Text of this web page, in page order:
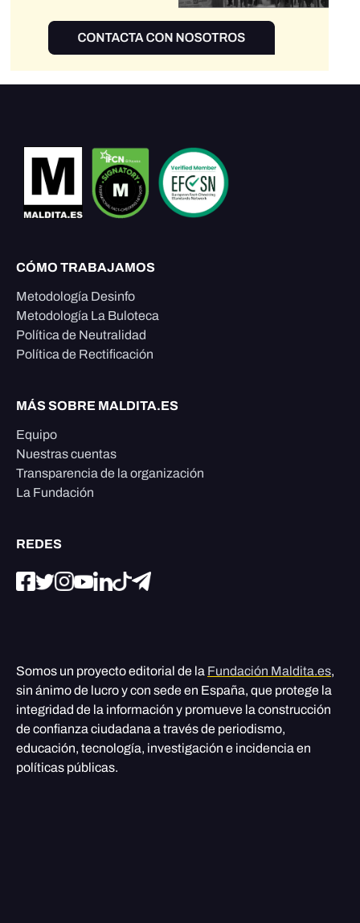
CÓMO TRABAJAMOS
Metodología Desinfo
Metodología La Buloteca
Política de Neutralidad
Política de Rectificación
MÁS SOBRE MALDITA.ES
Equipo
Nuestras cuentas
Transparencia de la organización
La Fundación
REDES
Somos un proyecto editorial de la Fundación Maldita.es,
sin ánimo de lucro y con sede en España, que protege la
integridad de la información y promueve la construcción
de confianza ciudadana a través de periodismo,
educación, tecnología, investigación e incidencia en
políticas públicas.